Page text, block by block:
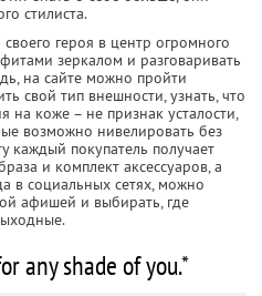
стилиста.
своего героя в центр огромного
зеркалом и разговаривать
на сайте можно пройти
свой тип внешности, узнать, что
на коже – не признак усталости,
возможно нивелировать без
каждый покупатель получает
и комплект аксессуаров, а
в социальных сетях, можно
афишей и выбирать, где
any shade of you.*